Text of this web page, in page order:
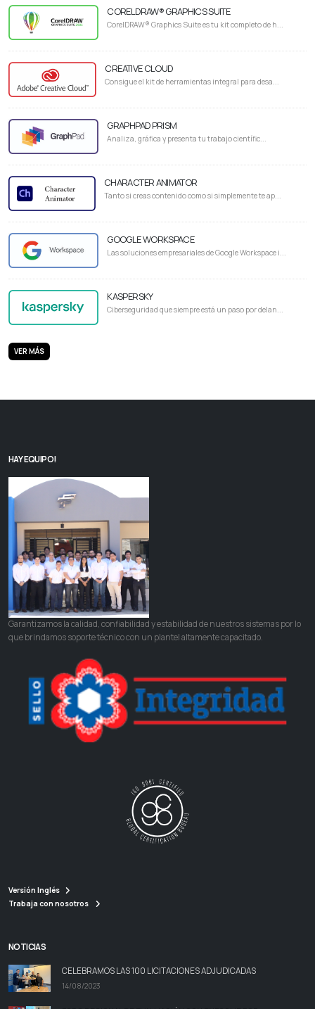
CORELDRAW® GRAPHICS SUITE
CorelDRAW® Graphics Suite es tu kit completo de h...
CREATIVE CLOUD
Consigue el kit de herramientas integral para desa...
GRAPHPAD PRISM
Analiza, gráfica y presenta tu trabajo científic...
CHARACTER ANIMATOR
Tanto si creas contenido como si simplemente te ap...
GOOGLE WORKSPACE
Las soluciones empresariales de Google Workspace i...
KASPERSKY
Ciberseguridad que siempre está un paso por delan...
VER MÁS
HAY EQUIPO!
Garantizamos la calidad, confiabilidad y estabilidad de nuestros sistemas por lo
que brindamos soporte técnico con un plantel altamente capacitado.
Versión Inglés
Trabaja con nosotros
NOTICIAS
CELEBRAMOS LAS 100 LICITACIONES ADJUDICADAS
14/08/2023